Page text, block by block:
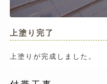
上塗り完了
上塗りが完成しました。